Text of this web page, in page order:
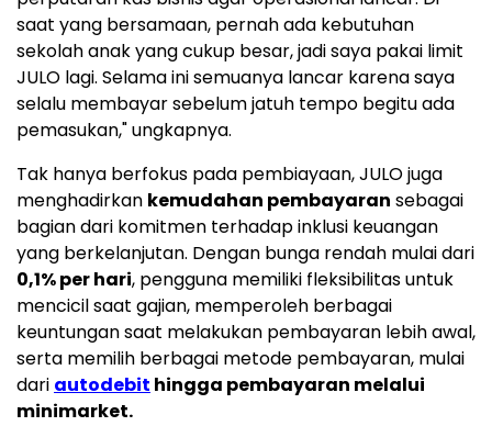
saat yang bersamaan, pernah ada kebutuhan
sekolah anak yang cukup besar, jadi saya pakai limit
JULO lagi. Selama ini semuanya lancar karena saya
selalu membayar sebelum jatuh tempo begitu ada
pemasukan," ungkapnya.
Tak hanya berfokus pada pembiayaan, JULO juga
menghadirkan kemudahan pembayaran sebagai
bagian dari komitmen terhadap inklusi keuangan
yang berkelanjutan. Dengan bunga rendah mulai dari
0,1% per hari, pengguna memiliki fleksibilitas untuk
mencicil saat gajian, memperoleh berbagai
keuntungan saat melakukan pembayaran lebih awal,
serta memilih berbagai metode pembayaran, mulai
dari autodebit hingga pembayaran melalui
minimarket.